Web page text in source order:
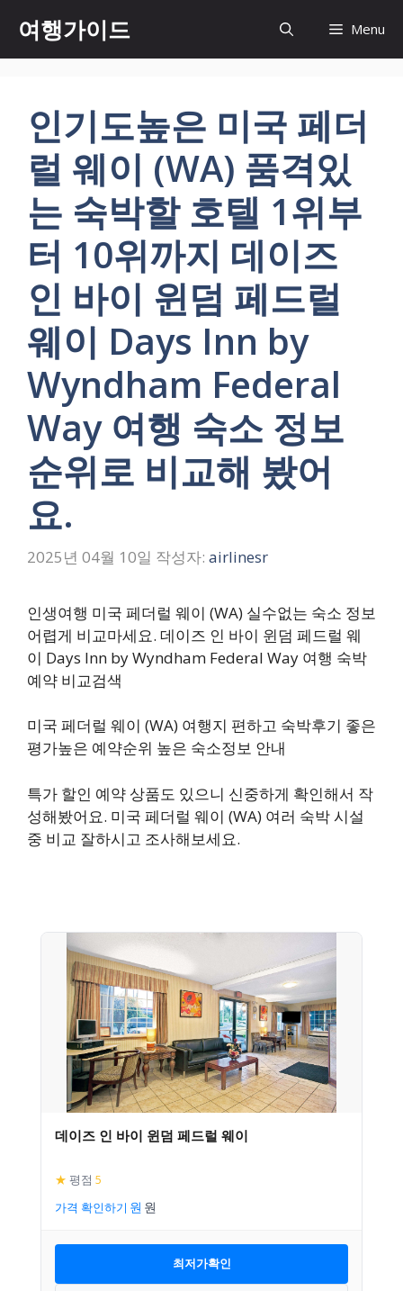
츠
여행가이드 Menu
인기도높은 미국 페더
럴 웨이 (WA) 품격있
는 숙박할 호텔 1위부
터 10위까지 데이즈
인 바이 윈덤 페드럴
웨이 Days Inn by
Wyndham Federal
Way 여행 숙소 정보
순위로 비교해 봤어
요.
2025년 04월 10일 작성자: airlinesr
인생여행 미국 페더럴 웨이 (WA) 실수없는 숙소 정보
어렵게 비교마세요. 데이즈 인 바이 윈덤 페드럴 웨
이 Days Inn by Wyndham Federal Way 여행 숙박
예약 비교검색
미국 페더럴 웨이 (WA) 여행지 편하고 숙박후기 좋은
평가높은 예약순위 높은 숙소정보 안내
특가 할인 예약 상품도 있으니 신중하게 확인해서 작
성해봤어요. 미국 페더럴 웨이 (WA) 여러 숙박 시설
중 비교 잘하시고 조사해보세요.
데이즈 인 바이 윈덤 페드럴 웨이
★ 평점 5
가격 확인하기
최저가확인